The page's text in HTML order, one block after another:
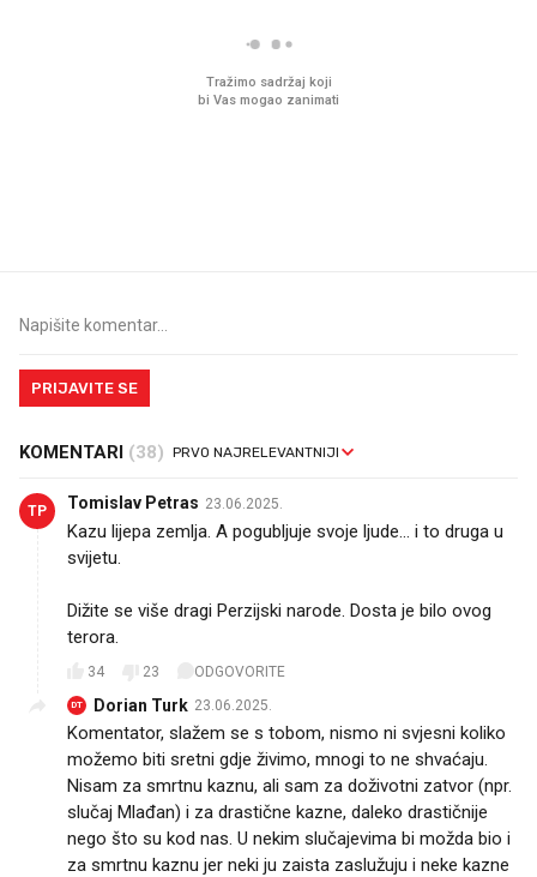
PRIJAVITE SE
KOMENTARI (38)
TP Tomislav Petras 23.06.2025.
Kazu lijepa zemlja. A pogubljuje svoje ljude... i to druga u
svijetu.
Dižite se više dragi Perzijski narode. Dosta je bilo ovog
terora.
34 23 ODGOVORITE
DT Dorian Turk 23.06.2025.
Komentator, slažem se s tobom, nismo ni svjesni koliko
možemo biti sretni gdje živimo, mnogi to ne shvaćaju.
Nisam za smrtnu kaznu, ali sam za doživotni zatvor (npr.
slučaj Mlađan) i za drastične kazne, daleko drastičnije
nego što su kod nas. U nekim slučajevima bi možda bio i
za smrtnu kaznu jer neki ju zaista zaslužuju i neke kazne